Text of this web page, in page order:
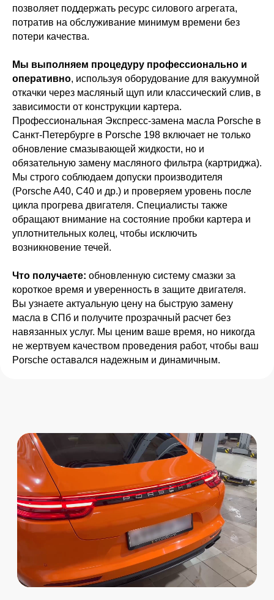
позволяет поддержать ресурс силового агрегата,
потратив на обслуживание минимум времени без
потери качества.
Мы выполняем процедуру профессионально и
оперативно, используя оборудование для вакуумной
откачки через масляный щуп или классический слив, в
зависимости от конструкции картера.
Профессиональная Экспресс-замена масла Porsche в
Санкт-Петербурге в Porsche 198 включает не только
обновление смазывающей жидкости, но и
обязательную замену масляного фильтра (картриджа).
Мы строго соблюдаем допуски производителя
(Porsche A40, C40 и др.) и проверяем уровень после
цикла прогрева двигателя. Специалисты также
обращают внимание на состояние пробки картера и
уплотнительных колец, чтобы исключить
возникновение течей.
Что получаете: обновленную систему смазки за
короткое время и уверенность в защите двигателя.
Вы узнаете актуальную цену на быструю замену
масла в СПб и получите прозрачный расчет без
навязанных услуг. Мы ценим ваше время, но никогда
не жертвуем качеством проведения работ, чтобы ваш
Porsche оставался надежным и динамичным.
Бесплатный осмотр
1 системы при первом
обращении
Записаться с бонусом